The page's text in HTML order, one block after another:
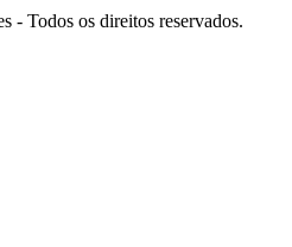
- Todos os direitos reservados.